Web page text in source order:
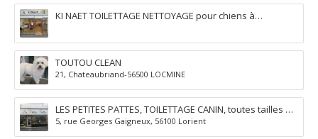
KI NAET TOILETTAGE NETTOYAGE pour chiens à
TOUTOU CLEAN
21, Chateaubriand-56500 LOCMINE
LES PETITES PATTES, TOILETTAGE CANIN, toutes tailles de
chiens à Lorient
5, rue Georges Gaigneux, 56100 Lorient